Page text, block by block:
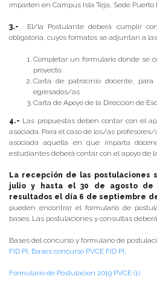
imparten en Campus Isla Teja, Sede
3.- El/la Postulante deberá cumplir
obligatoria, cuyos formatos se adjuntan a
Completar un formulario donde se
proyecto.
Carta de patrocinio docente,
egresados/as
Carta de Apoyo de la Dirección de
4.- Las propuestas deben contar con el
asociada. Para el caso de los/as
asociada aquella en que imparta
estudiantes deberá contar con el apoyo de
La recepción de las postulaciones
julio y hasta el 30 de agosto de
resultados el día 6 de septiembre
pueden encontrar el formulario de
bases. Las postulaciones y consultas
Bases del concurso y formulario de
FID PI, Bases concurso PVCE FID PI,
Formulario de Postulacion 2019 PVCE (1)